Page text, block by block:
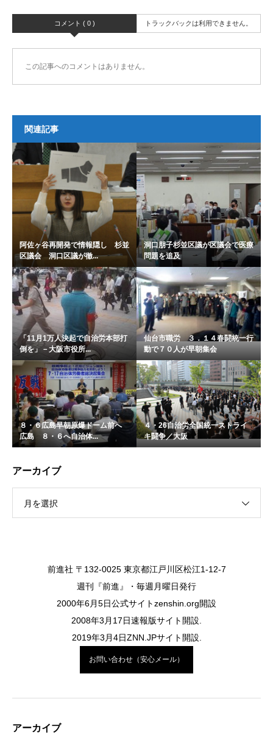
コメント ( 0 ) トラックバックは利用できません。
この記事へのコメントはありません。
関連記事
阿佐ヶ谷再開発で情報隠し 杉並
区議会 洞口区議が徹...
洞口朋子杉並区議が区議会で医療
問題を追及
「11月1万人決起で自治労本部打
倒を」－大阪市役所...
仙台市職労 ３．１４春闘統一行
動で７０人が早朝集会
８・６広島早朝原爆ドーム前へ
広島 ８・６へ自治体...
４・26自治労全国統一ストライ
キ闘争／大阪
アーカイブ
月を選択
前進社 〒132-0025 東京都江戸川区松江1-12-7
週刊『前進』・毎週月曜日発行
2000年6月5日公式サイトzenshin.org開設
2008年3月17日速報版サイト開設.
2019年3月4日ZNN.JPサイト開設.
お問い合わせ（安心メール）
アーカイブ